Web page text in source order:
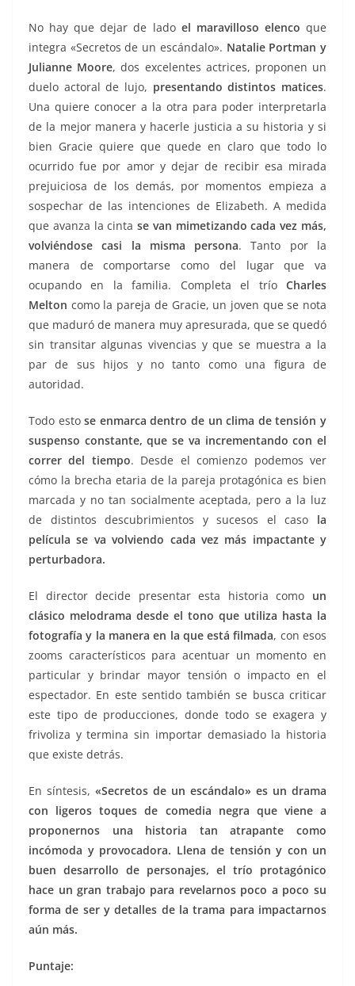
No hay que dejar de lado el maravilloso elenco que
integra «Secretos de un escándalo». Natalie Portman y
Julianne Moore, dos excelentes actrices, proponen un
duelo actoral de lujo, presentando distintos matices.
Una quiere conocer a la otra para poder interpretarla
de la mejor manera y hacerle justicia a su historia y si
bien Gracie quiere que quede en claro que todo lo
ocurrido fue por amor y dejar de recibir esa mirada
prejuiciosa de los demás, por momentos empieza a
sospechar de las intenciones de Elizabeth. A medida
que avanza la cintase van mimetizando cada vez más,
volviéndose casi la misma persona. Tanto por la
manera de comportarse como del lugar que va
ocupando en la familia. Completa el tríoCharles
Melton como la pareja de Gracie, un joven que se nota
que maduró de manera muy apresurada, que se quedó
sin transitar algunas vivencias y que se muestra a la
par de sus hijos y no tanto como una figura de
autoridad.
Todo estose enmarca dentro de un clima de tensión y
suspenso constante, que se va incrementando con el
correr del tiempo. Desde el comienzo podemos ver
cómo la brecha etaria de la pareja protagónica es bien
marcada y no tan socialmente aceptada, pero a la luz
de distintos descubrimientos y sucesos el caso la
película se va volviendo cada vez más impactante y
perturbadora.
El director decide presentar esta historia como un
clásico melodrama desde el tono que utiliza hasta la
fotografía y la manera en la que está filmada, con esos
zooms característicos para acentuar un momento en
particular y brindar mayor tensión o impacto en el
espectador. En este sentido también se busca criticar
este tipo de producciones, donde todo se exagera y
frivoliza y termina sin importar demasiado la historia
que existe detrás.
En síntesis, «Secretos de un escándalo» es un drama
con ligeros toques de comedia negra que viene a
proponernos una historia tan atrapante como
incómoda y provocadora. Llena de tensión y con un
buen desarrollo de personajes, el trío protagónico
hace un gran trabajo para revelarnos poco a poco su
forma de ser y detalles de la trama para impactarnos
aún más.
Puntaje: